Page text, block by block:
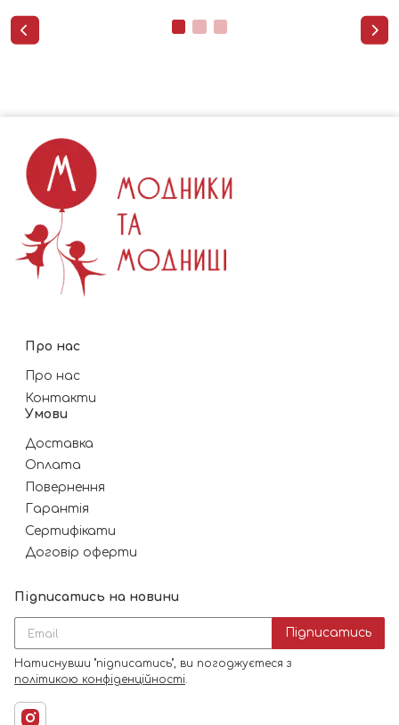
 
Про нас
Про нас
Контакти
Умови
Доставка
Оплата
Повернення
Гарантія
Сертифікати
Договір оферти
Підписатись на новини
Підписатись
Натиснувши "підписатись", ви погоджуєтеся з
політикою конфіденційності.